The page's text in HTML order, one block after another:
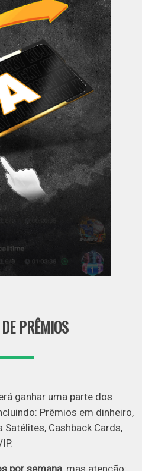
PRÊMIOS
ganhar uma parte dos
Prêmios em dinheiro,
Satélites, Cashback Cards,
por semana , mas atenção: